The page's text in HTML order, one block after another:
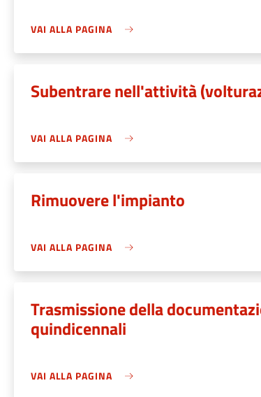
VAI ALLA PAGINA
Subentrare nell'attività
VAI ALLA PAGINA
Rimuovere l'impianto
VAI ALLA PAGINA
Trasmissione della
quindicennali
VAI ALLA PAGINA